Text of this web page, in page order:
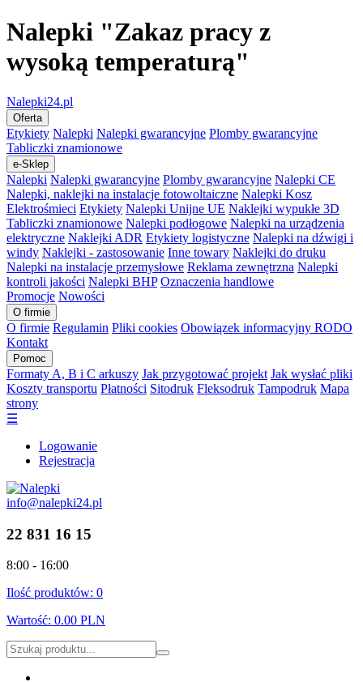
Nalepki "Zakaz pracy z
wysoką temperaturą"
Nalepki24.pl
Oferta
Etykiety Nalepki Nalepki gwarancyjne Plomby gwarancyjne
Tabliczki znamionowe
e-Sklep
Nalepki Nalepki gwarancyjne Plomby gwarancyjne Nalepki CE
Nalepki, naklejki na instalacje fotowoltaiczne Nalepki Kosz
Elektrośmieci Etykiety Nalepki Unijne UE Naklejki wypukłe 3D
Tabliczki znamionowe Nalepki podłogowe Nalepki na urządzenia
elektryczne Naklejki ADR Etykiety logistyczne Nalepki na dźwigi i
windy Naklejki - zastosowanie Inne towary Naklejki do druku
Nalepki na instalacje przemysłowe Reklama zewnętrzna Nalepki
kontroli jakości Nalepki BHP Oznaczenia handlowe
Promocje Nowości
O firmie
O firmie Regulamin Pliki cookies Obowiązek informacyjny RODO
Kontakt
Pomoc
Formaty A, B i C arkuszy Jak przygotować projekt Jak wysłać pliki
Koszty transportu Płatności Sitodruk Fleksodruk Tampodruk Mapa
strony
☰
Logowanie
Rejestracja
info@nalepki24.pl
22 831 16 15
8:00 - 16:00
Ilość produktów: 0
Wartość: 0.00 PLN